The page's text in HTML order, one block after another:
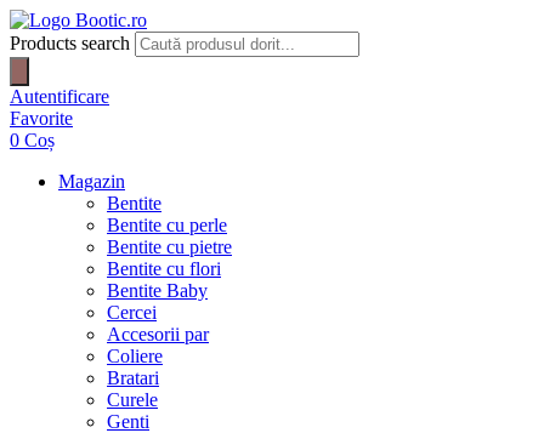
Products search
Autentificare
Favorite
0 Coș
Magazin
Bentite
Bentite cu perle
Bentite cu pietre
Bentite cu flori
Bentite Baby
Cercei
Accesorii par
Coliere
Bratari
Curele
Genti